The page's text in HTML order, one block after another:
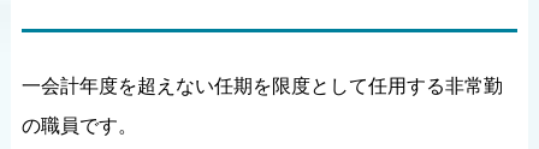
一会計年度を超えない任期を限度として任用する非常勤
の職員です。